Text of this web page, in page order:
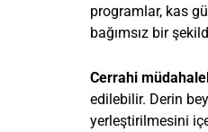
programlar, kas
bağımsız bir
Cerrahi
edilebilir. Derin
yerleştirilmesini